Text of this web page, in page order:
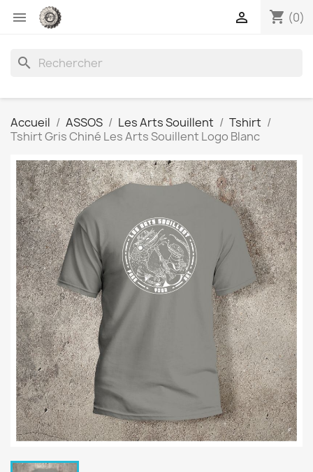
 shopping_cart (0)

search
Accueil ASSOS Les Arts Souillent
Tshirt
Tshirt Gris Chiné Les Arts Souillent Logo Blanc